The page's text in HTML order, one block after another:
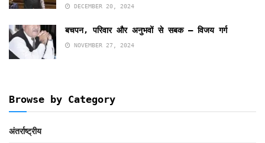
DECEMBER 20, 2024
बचपन, परिवार और अनुभवों से सबक – विजय गर्ग
NOVEMBER 27, 2024
Browse by Category
अंतर्राष्ट्रीय